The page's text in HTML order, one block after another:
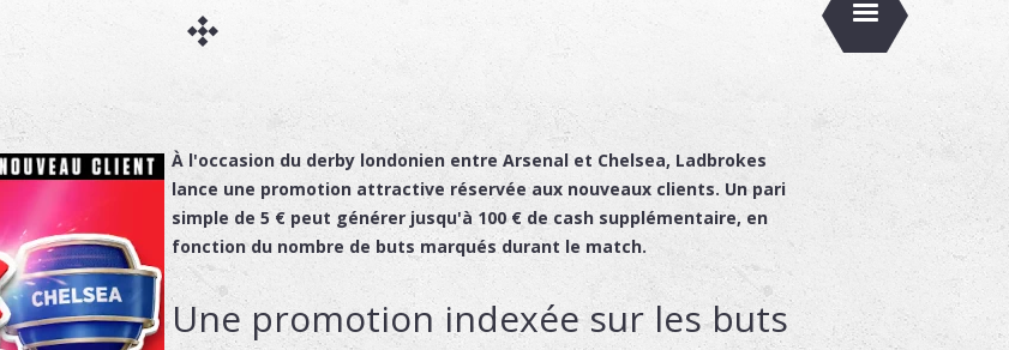
À l'occasion du derby londonien entre Arsenal et Chelsea, Ladbrokes
lance une promotion attractive réservée aux nouveaux clients. Un pari
simple de 5 € peut générer jusqu'à 100 € de cash supplémentaire, en
fonction du nombre de buts marqués durant le match.
Une promotion indexée sur les buts